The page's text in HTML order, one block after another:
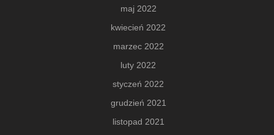
maj 2022
kwiecień 2022
marzec 2022
luty 2022
styczeń 2022
grudzień 2021
listopad 2021